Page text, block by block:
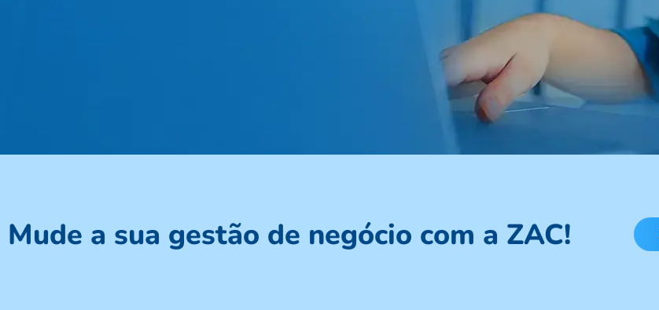
Mude a sua gestão de negócio com a ZAC!